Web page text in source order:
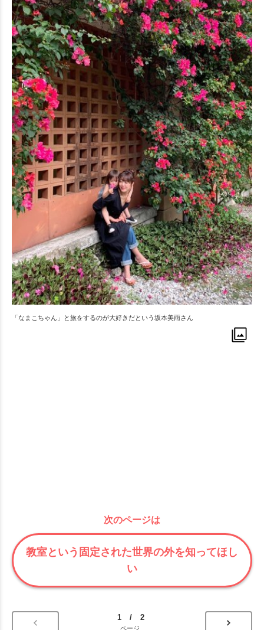
「なまこちゃん」と旅をするのが大好きだという坂本美雨さん
次のページは
教室という固定された世界の外を知ってほし
い
1 / 2
ページ